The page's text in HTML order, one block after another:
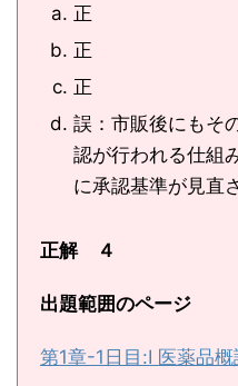
正
正
正
誤：市販後にもそ
認が行われる仕組
に承認基準が見直
正解 ４
出題範囲のページ
第1章-1日目:Ⅰ 医薬品概